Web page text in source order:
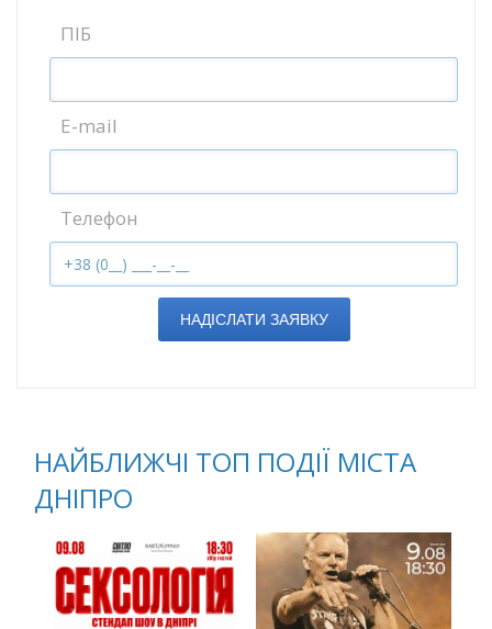
ПІБ
E-mail
Телефон
НАДІСЛАТИ ЗАЯВКУ
НАЙБЛИЖЧІ ТОП ПОДІЇ МІСТА
ДНІПРО